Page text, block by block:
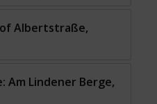
Albertstraße,
Am Lindener Berge,